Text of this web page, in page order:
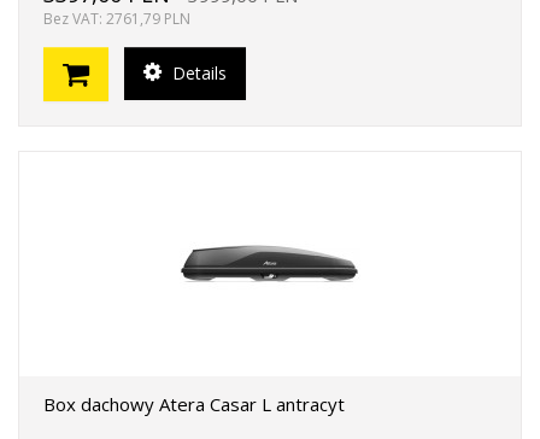
Bez VAT: 2761,79 PLN
Details
Box dachowy Atera Casar L antracyt